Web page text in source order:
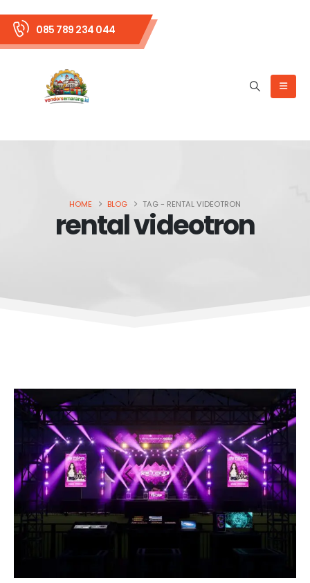
085 789 234 044
HOME BLOG TAG - RENTAL VIDEOTRON
rental videotron